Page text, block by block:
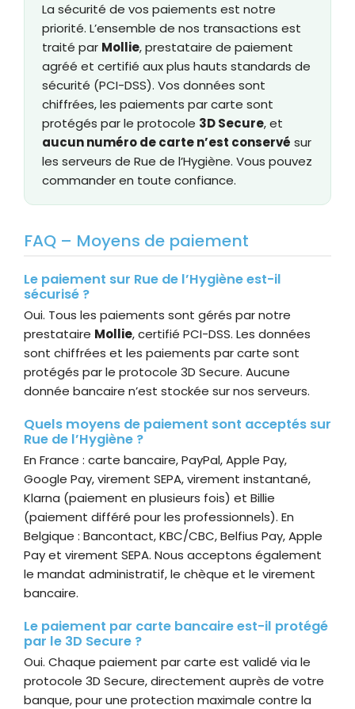
La sécurité de vos paiements est notre
priorité. L’ensemble de nos transactions est
traité par Mollie, prestataire de paiement
agréé et certifié aux plus hauts standards de
sécurité (PCI-DSS). Vos données sont
chiffrées, les paiements par carte sont
protégés par le protocole 3D Secure, et
aucun numéro de carte n’est conservé sur
les serveurs de Rue de l’Hygiène. Vous pouvez
commander en toute confiance.
FAQ – Moyens de paiement
Le paiement sur Rue de l’Hygiène est-il
sécurisé ?
Oui. Tous les paiements sont gérés par notre
prestataire Mollie, certifié PCI-DSS. Les données
sont chiffrées et les paiements par carte sont
protégés par le protocole 3D Secure. Aucune
donnée bancaire n’est stockée sur nos serveurs.
Quels moyens de paiement sont acceptés sur
Rue de l’Hygiène ?
En France : carte bancaire, PayPal, Apple Pay,
Google Pay, virement SEPA, virement instantané,
Klarna (paiement en plusieurs fois) et Billie
(paiement différé pour les professionnels). En
Belgique : Bancontact, KBC/CBC, Belfius Pay, Apple
Pay et virement SEPA. Nous acceptons également
le mandat administratif, le chèque et le virement
bancaire.
Le paiement par carte bancaire est-il protégé
par le 3D Secure ?
Oui. Chaque paiement par carte est validé via le
protocole 3D Secure, directement auprès de votre
banque, pour une protection maximale contre la